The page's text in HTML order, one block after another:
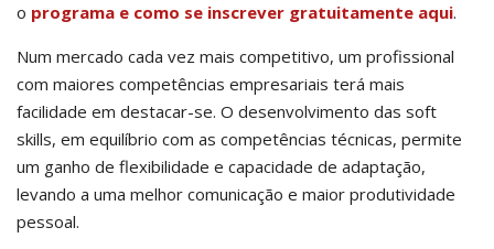
o programa e como se inscrever gratuitamente aqui.
Num mercado cada vez mais competitivo, um profissional
com maiores competências empresariais terá mais
facilidade em destacar-se. O desenvolvimento das soft
skills, em equilíbrio com as competências técnicas, permite
um ganho de flexibilidade e capacidade de adaptação,
levando a uma melhor comunicação e maior produtividade
pessoal.